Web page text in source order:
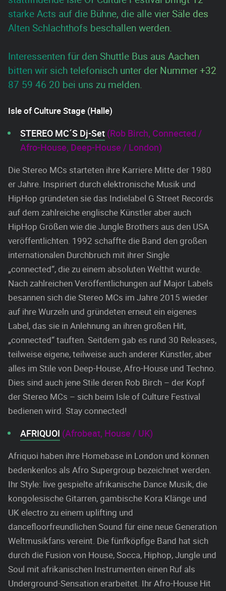
starke Acts auf die Bühne, die alle vier Säle des
Alten Schlachthofs beschallen werden.
Interessenten für den Shuttle Bus aus Aachen
bitten wir sich telefonisch unter der Nummer +32
87 59 46 20 bei uns zu melden.
Isle of Culture Stage (Halle)
STEREO MC´S Dj-Set (Rob Birch, Connected /
Afro-House, Deep-House / London)
Die Stereo MCs starteten ihre Karriere Mitte der 1980
er Jahre. Inspiriert durch elektronische Musik und
HipHop gründeten sie das Indielabel G Street Records
auf dem zahlreiche englische Künstler aber auch
HipHop Größen wie die Jungle Brothers aus den USA
veröffentlichten. 1992 schaffte die Band den großen
internationalen Durchbruch mit ihrer Single
„connected“, die zu einem absoluten Welthit wurde.
Nach zahlreichen Veröffentlichungen auf Major Labels
besannen sich die Stereo MCs im Jahre 2015 wieder
auf ihre Wurzeln und gründeten erneut ein eigenes
Label, das sie in Anlehnung an ihren großen Hit,
„connected“ tauften. Seitdem gab es rund 30 Releases,
teilweise eigene, teilweise auch anderer Künstler, aber
alles im Stile von Deep-House, Afro-House und Techno.
Dies sind auch jene Stile deren Rob Birch – der Kopf
der Stereo MCs – sich beim Isle of Culture Festival
bedienen wird. Stay connected!
AFRIQUOI (Afrobeat, House / UK)
Afriquoi haben ihre Homebase in London und können
bedenkenlos als Afro Supergroup bezeichnet werden.
Ihr Style: live gespielte afrikanische Dance Musik, die
kongolesische Gitarren, gambische Kora Klänge und
UK electro zu einem uplifting und
dancefloorfreundlichen Sound für eine neue Generation
Weltmusikfans vereint. Die fünfköpfige Band hat sich
durch die Fusion von House, Socca, Hiphop, Jungle und
Soul mit afrikanischen Instrumenten einen Ruf als
Underground-Sensation erarbeitet. Ihr Afro-House Hit